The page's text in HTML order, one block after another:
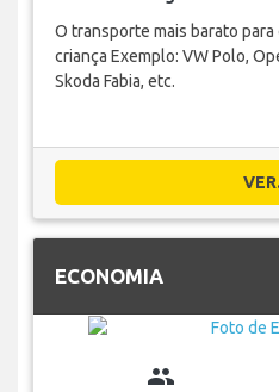
O transporte mais barato para
criança Exemplo: VW Polo,
Skoda Fabia, etc.
ECONOMIA
group